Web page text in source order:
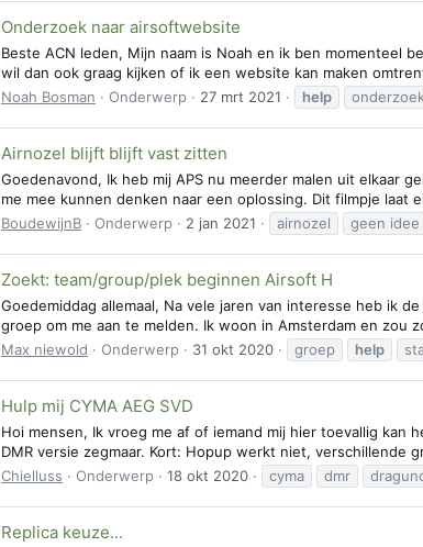
Onderzoek naar airsoftwebsite
Beste ACN leden, Mijn naam is Noah en ik ben momenteel
wil dan ook graag kijken of ik een website kan maken
Noah Bosman
Onderwerp 27 mrt 2021 help onderzoek
Airnozel blijft blijft vast zitten
Goedenavond, Ik heb mij APS nu meerder malen uit elkaar
me mee kunnen denken naar een oplossing. Dit filmpje
BoudewijnB
Onderwerp 2 jan 2021 airnozel geen idee
Zoekt: team/group/plek beginnen Airsoft H
Goedemiddag allemaal, Na vele jaren van interesse heb ik
groep om me aan te melden. Ik woon in Amsterdam en
Max niewold
Onderwerp 31 okt 2020 groep help
Hulp mij CYMA AEG SVD
Hoi mensen, Ik vroeg me af of iemand mij hier toevallig kan
DMR versie zegmaar. Kort: Hopup werkt niet, verschillende
Chielluss
Onderwerp 18 okt 2020 cyma dmr
Replica keuze...